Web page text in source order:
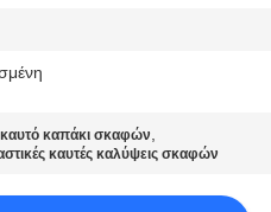
καπάκι σκαφών,
καυτές καλύψεις σκαφών